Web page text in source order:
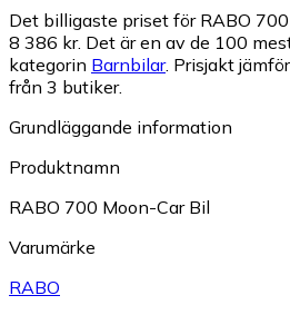
Det billigaste priset för RABO
8 386 kr. Det är en av de 100
kategorin Barnbilar. Prisjakt
från 3 butiker.
Grundläggande information
Produktnamn
RABO 700 Moon-Car Bil
Varumärke
RABO